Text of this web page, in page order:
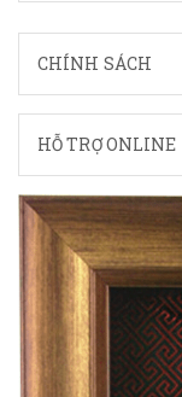
CHÍNH SÁCH
HỖ TRỢ ONLINE